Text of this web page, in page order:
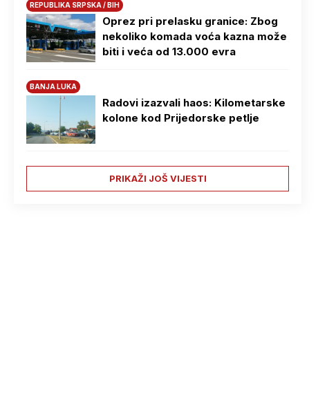
REPUBLIKA SRPSKA / BIH
Oprez pri prelasku granice: Zbog
nekoliko komada voća kazna može
biti i veća od 13.000 evra
BANJA LUKA
Radovi izazvali haos: Kilometarske
kolone kod Prijedorske petlje
PRIKAŽI JOŠ VIJESTI